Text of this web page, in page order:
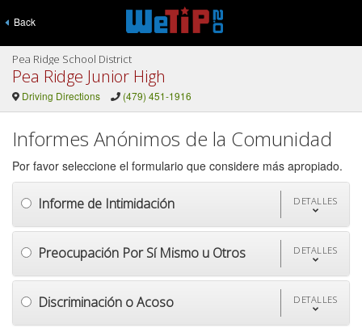
Back
Pea Ridge School District
Pea Ridge Junior High
Driving Directions (479) 451-1916
Informes Anónimos de la Comunidad
Por favor seleccione el formulario que considere más apropiado.
Informe de Intimidación DETALLES
Preocupación Por Sí Mismo u Otros DETALLES
Discriminación o Acoso DETALLES